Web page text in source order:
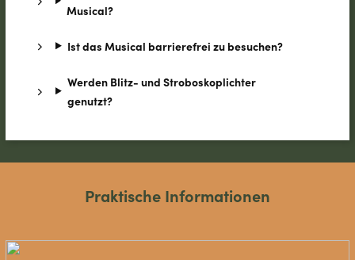
Musical?
Ist das Musical barrierefrei zu besuchen?
Werden Blitz- und Stroboskoplichter
genutzt?
Praktische Informationen